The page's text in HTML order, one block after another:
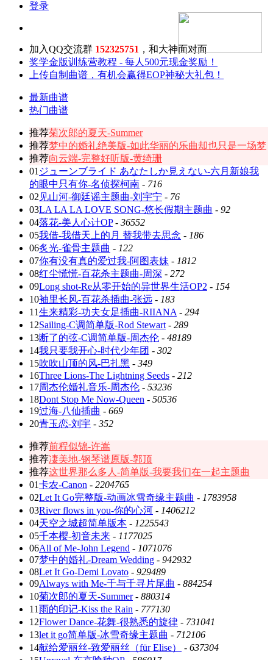
登录
加入QQ交流群 152325751 ，和大神面对面
奖学金版训练营教程 - 每人500元现金奖励！
上传自制曲谱，有机会赢得EOP神秘大礼包！
最新曲谱
热门曲谱
推荐菊次郎的夏天-Summer
推荐梦中的婚礼绝美版-如此华丽的乐曲却也只是一场梦
推荐向云端-完整好听版-黄绮珊
01 ジューンブライド あなたしか見えない-六月新娘我
的眼中只有你-名侦探柯南 - 716
02 见山河-御廷谣主题曲-刘宇宁 - 76
03LA LA LA LOVE SONG-悠长假期主题曲 - 92
04落花-美人心计OP- 36552
05我借-我借天上的月 替我带去思念 - 186
06炙光-雀骨主题曲 - 122
07你有没有真的爱过我-阿图表妹 - 1812
08红尘慌慌-百花杀主题曲-周深 - 272
09Long shot-Re从零开始的异世界生活OP2 - 154
10袖里长风-百花杀插曲-张远 - 183
11生来精彩-功夫女足插曲-RIIANA - 294
12Sailing-C调简单版-Rod Stewart - 289
13断了的弦-C调简单版-周杰伦 - 48189
14我只要我开心-时代少年团 - 302
15吹吹山顶的风-巴扎黑 - 349
16Three Lions-The Lightning Seeds - 212
17周杰伦婚礼音乐-周杰伦 - 53236
18Dont Stop Me Now-Queen - 50536
19过海-八仙插曲 - 669
20青玉恋-刘宇 - 352
推荐前程似锦-许嵩
推荐凄美地-钢琴谱原版-郭顶
推荐这世界那么多人-简单版-我要我们在一起主题曲
01卡农-Canon - 2204765
02Let It Go完整版-动画冰雪奇缘主题曲 - 1783958
03River flows in you-你的心河 - 1406212
04天空之城超简单版本 - 1225543
05千本樱-初音未来 - 1177025
06All of Me-John Legend - 1071076
07梦中的婚礼-Dream Wedding - 942932
08Let It Go-Demi Lovato - 929489
09Always with Me-千与千寻片尾曲 - 884254
10菊次郎的夏天-Summer- 880314
11雨的印记-Kiss the Rain - 777130
12Flower Dance-花舞-很熟悉的旋律 - 731041
13let it go简单版-冰雪奇缘主题曲 - 712106
14献给爱丽丝-致爱丽丝（für Elise） - 637304